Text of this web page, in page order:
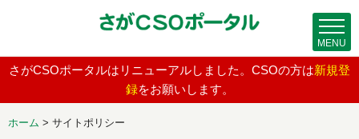
さがCSOポータルはリニューアルしました。CSOの方は新規登
録をお願いします。
ホーム > サイトポリシー
MENU